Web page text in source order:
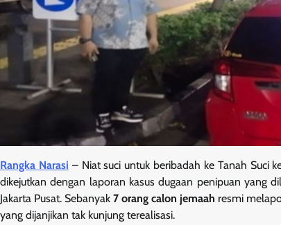
Rangka Narasi – Niat suci untuk beribadah ke Tanah Suci
dikejutkan dengan laporan kasus dugaan penipuan yang
Jakarta Pusat. Sebanyak7 orang calon jemaah resmi
yang dijanjikan tak kunjung terealisasi.